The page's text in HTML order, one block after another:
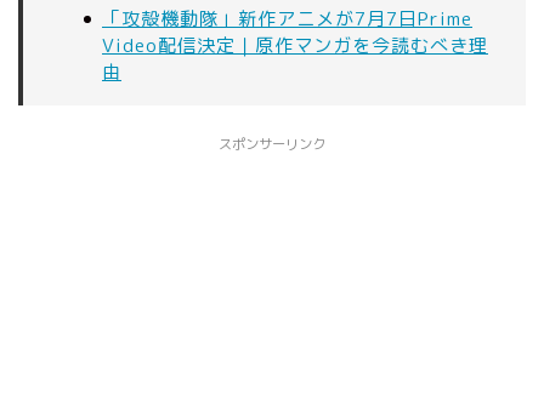
「攻殻機動隊」新作アニメが7月7日Prime
Video配信決定｜原作マンガを今読むべき理
由
スポンサーリンク